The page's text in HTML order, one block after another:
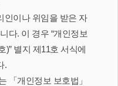
인이나 위임을 받은 자
다. 이 경우 “개인정보
)” 별지 제11호 서식에
.
「개인정보 보호법」